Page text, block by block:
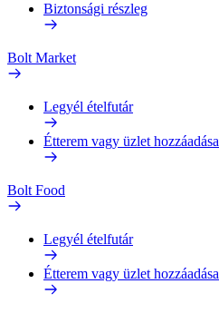
Biztonsági részleg
Bolt Market
Legyél ételfutár
Étterem vagy üzlet hozzáadása
Bolt Food
Legyél ételfutár
Étterem vagy üzlet hozzáadása